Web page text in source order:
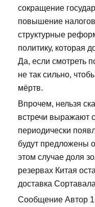
сокращение
повышение
структурные
политику, которая
Да, если смотреть
не так сильно,
мёртв.
Впрочем, нельзя
встречи выражают
периодически
будут предложены
этом случае доля
резервах Китая
доставка
Сообщение Автор